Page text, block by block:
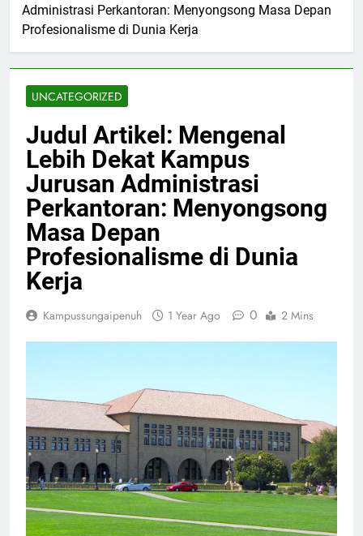
Administrasi Perkantoran: Menyongsong Masa Depan
Profesionalisme di Dunia Kerja
UNCATEGORIZED
Judul Artikel: Mengenal
Lebih Dekat Kampus
Jurusan Administrasi
Perkantoran: Menyongsong
Masa Depan
Profesionalisme di Dunia
Kerja
Kampussungaipenuh 1 Year Ago 0 2 Mins